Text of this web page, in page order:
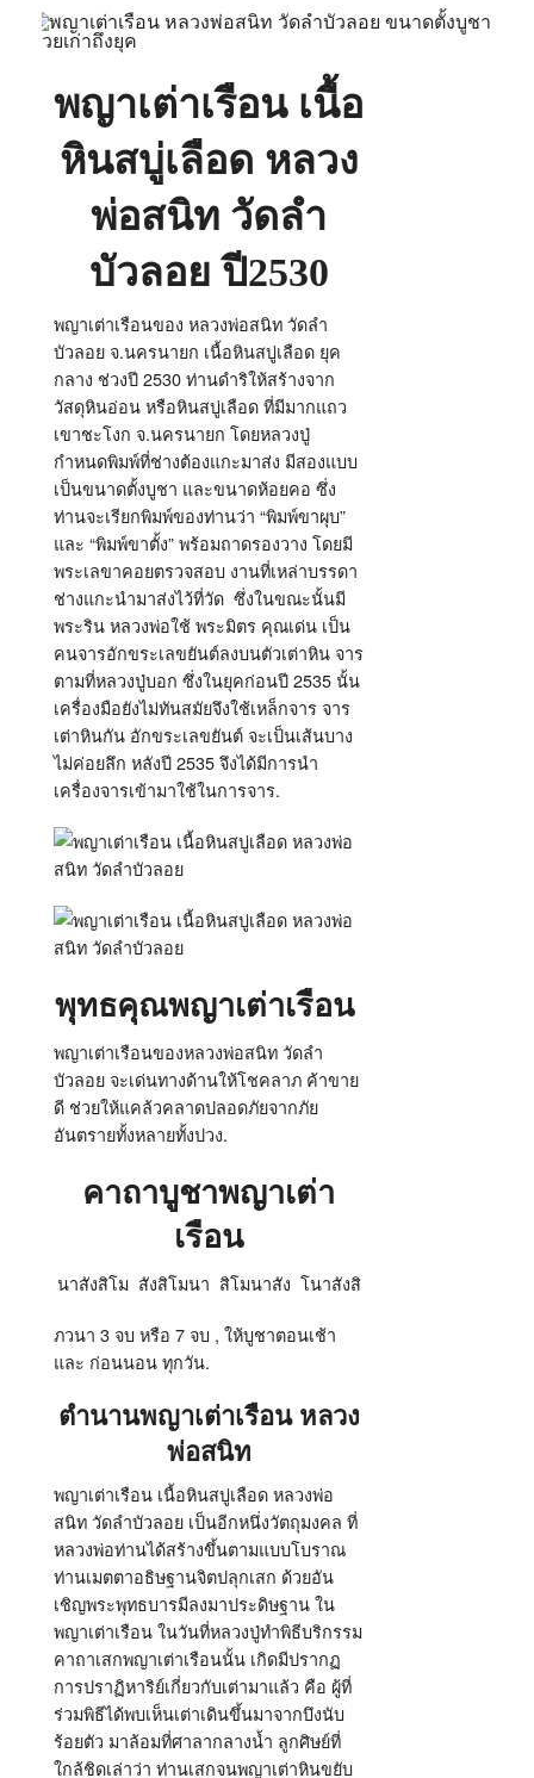
พญาเต่าเรือน เนื้อ
หินสบู่เลือด หลวง
พ่อสนิท วัดลำ
บัวลอย ปี2530
พญาเต่าเรือนของ หลวงพ่อสนิท วัดลำ
บัวลอย จ.นครนายก เนื้อหินสบู่เลือด ยุค
กลาง ช่วงปี 2530 ท่านดำริให้สร้างจาก
วัสดุหินอ่อน หรือหินสบู่เลือด ที่มีมากแถว
เขาชะโงก จ.นครนายก โดยหลวงปู่
กำหนดพิมพ์ที่ช่างต้องแกะมาส่ง มีสองแบบ
เป็นขนาดตั้งบูชา และขนาดห้อยคอ ซึ่ง
ท่านจะเรียกพิมพ์ของท่านว่า “พิมพ์ขาผุบ”
และ “พิมพ์ขาตั้ง” พร้อมถาดรองวาง โดยมี
พระเลขาคอยตรวจสอบ งานที่เหล่าบรรดา
ช่างแกะนำมาส่งไว้ที่วัด ซึ่งในขณะนั้นมี
พระริน หลวงพ่อใช้ พระมิตร คุณเด่น เป็น
คนจารอักขระเลขยันต์ลงบนตัวเต่าหิน จาร
ตามที่หลวงปู่บอก ซึ่งในยุคก่อนปี 2535 นั้น
เครื่องมือยังไม่ทันสมัยจึงใช้เหล็กจาร จาร
เต่าหินกัน อักขระเลขยันต์ จะเป็นเส้นบาง
ไม่ค่อยลึก หลังปี 2535 จึงได้มีการนำ
เครื่องจารเข้ามาใช้ในการจาร.
พุทธคุณพญาเต่าเรือน
พญาเต่าเรือนของหลวงพ่อสนิท วัดลำ
บัวลอย จะเด่นทางด้านให้โชคลาภ ค้าขาย
ดี ช่วยให้แคล้วคลาดปลอดภัยจากภัย
อันตรายทั้งหลายทั้งปวง.
คาถาบูชาพญาเต่า
เรือน
นาสังสิโม สังสิโมนา สิโมนาสัง โนาสังสิ
ภวนา 3 จบ หรือ 7 จบ , ให้บูชาตอนเช้า
และ ก่อนนอน ทุกวัน.
ตำนานพญาเต่าเรือน หลวง
พ่อสนิท
พญาเต่าเรือน เนื้อหินสบู่เลือด หลวงพ่อ
สนิท วัดลำบัวลอย เป็นอีกหนึ่งวัตถุมงคล ที่
หลวงพ่อท่านได้สร้างขึ้นตามแบบโบราณ
ท่านเมตตาอธิษฐานจิตปลุกเสก ด้วยอัน
เชิญพระพุทธบารมีลงมาประดิษฐาน ใน
พญาเต่าเรือน ในวันที่หลวงปู่ทำพิธีบริกรรม
คาถาเสกพญาเต่าเรือนนั้น เกิดมีปรากฏ
การปราฏิหาริย์เกี่ยวกับเต่ามาแล้ว คือ ผู้ที่
ร่วมพิธีได้พบเห็นเต่าเดินขึ้นมาจากบึงนับ
ร้อยตัว มาล้อมที่ศาลากลางน้ำ ลูกศิษย์ที่
ใกล้ชิดเล่าว่า ท่านเสกจนพญาเต่าหินขยับ